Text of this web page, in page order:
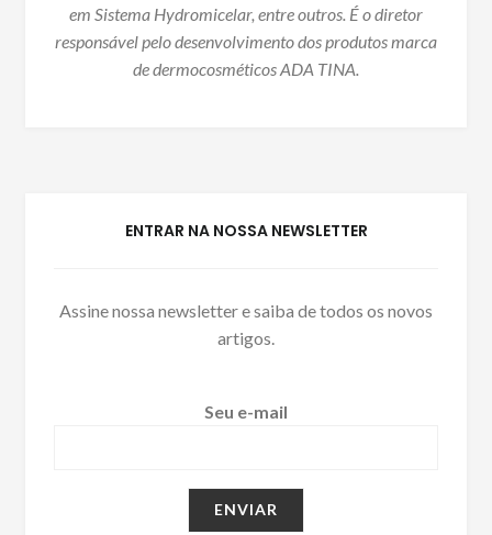
em Sistema Hydromicelar, entre outros. É o diretor
responsável pelo desenvolvimento dos produtos marca
de dermocosméticos ADA TINA.
ENTRAR NA NOSSA NEWSLETTER
Assine nossa newsletter e saiba de todos os novos
artigos.
Seu e-mail